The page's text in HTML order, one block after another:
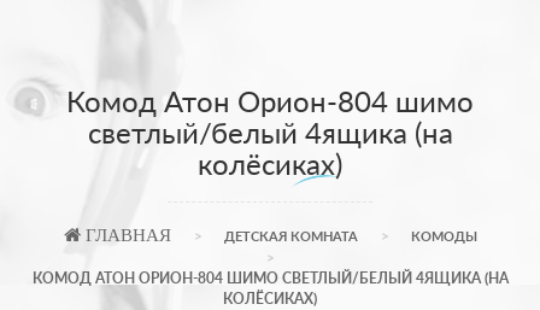
Комод Атон Орион-804 шимо
светлый/белый 4ящика (на
колёсиках)
ГЛАВНАЯ ДЕТСКАЯ КОМНАТА КОМОДЫ
КОМОД АТОН ОРИОН-804 ШИМО СВЕТЛЫЙ/БЕЛЫЙ 4ЯЩИКА (НА
КОЛЁСИКАХ)